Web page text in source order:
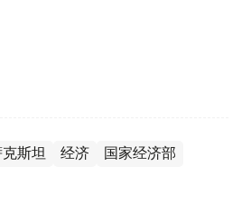
斯坦 经济 国家经济部